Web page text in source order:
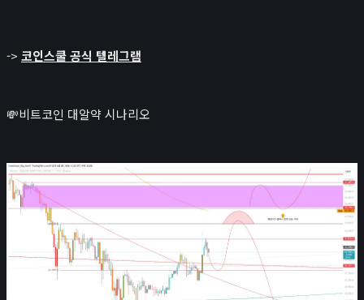
-> 코인스쿨 공식 텔레그램
💸비트코인 대알약 시나리오